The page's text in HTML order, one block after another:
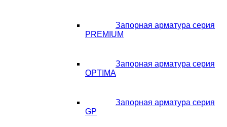
Запорная арматура серия
PREMIUM
Запорная арматура серия
OPTIMA
Запорная арматура серия
GP